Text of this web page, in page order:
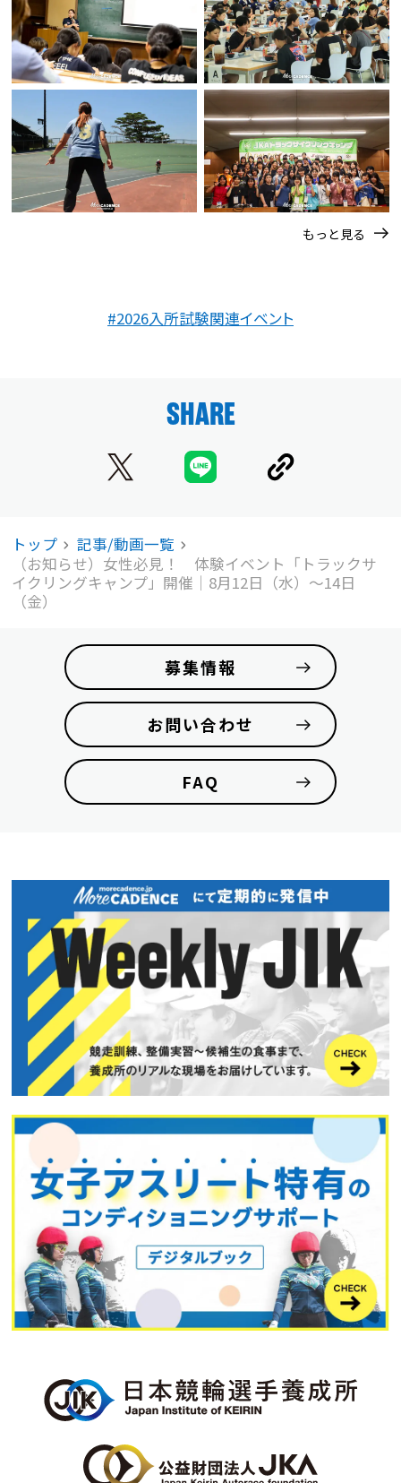
もっと見る
#2026入所試験関連イベント
SHARE
トップ
記事/動画一覧
（お知らせ）女性必見！ 体験イベント「トラックサ
イクリングキャンプ」開催｜8月12日（水）〜14日
（金）
募集情報
お問い合わせ
FAQ